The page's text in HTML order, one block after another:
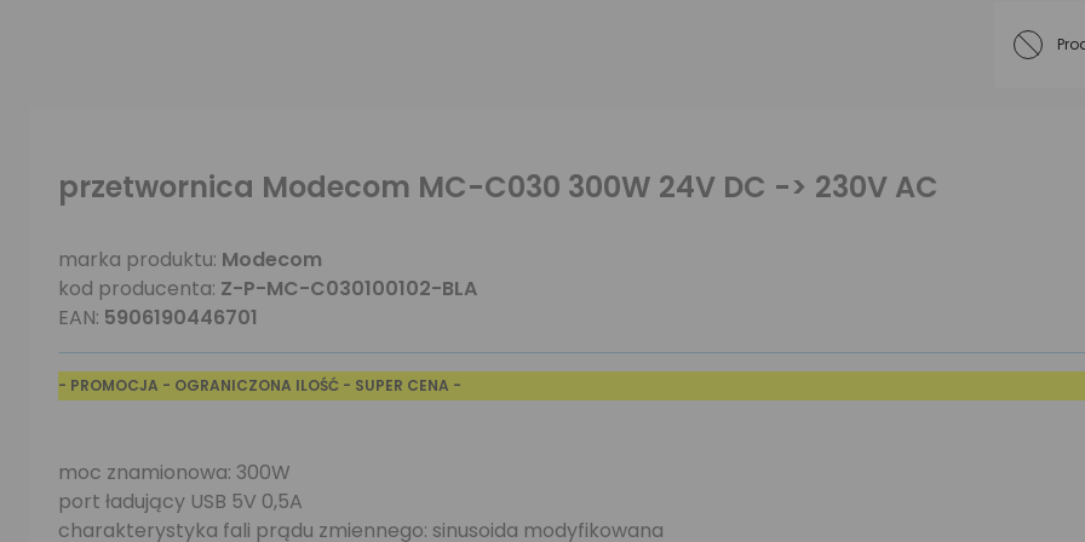
przetwornica Modecom MC-C030 300W 24V DC -> 230V AC
marka produktu: Modecom
kod producenta: Z-P-MC-C030100102-BLA
EAN: 5906190446701
- PROMOCJA - OGRANICZONA ILOŚĆ - SUPER CENA -
moc znamionowa: 300W
port ładujący USB 5V 0,5A
charakterystyka fali prądu zmiennego: sinusoida modyfikowana